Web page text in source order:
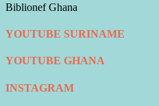
Biblionef Ghana
YOUTUBE SURINAME
YOUTUBE GHANA
INSTAGRAM